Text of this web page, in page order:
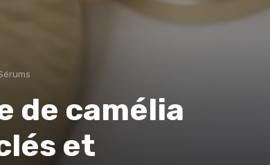
de camélia
et